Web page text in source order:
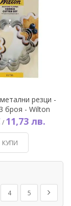
резци -
броя - Wilton
/ 11,73 лв.
КУПИ
страница
Страница
4 Страница
5 Напред